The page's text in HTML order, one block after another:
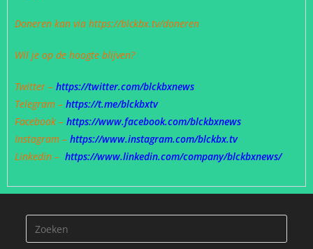
Doneren kan via https://blckbx.tv/doneren
Wil je op de hoogte blijven?
Twitter – https://twitter.com/blckbxnews
Telegram – https://t.me/blckbxtv
Facebook – https://www.facebook.com/blckbxnews
Instagram – https://www.instagram.com/blckbx.tv
Linkedin – https://www.linkedin.com/company/blckbxnews/